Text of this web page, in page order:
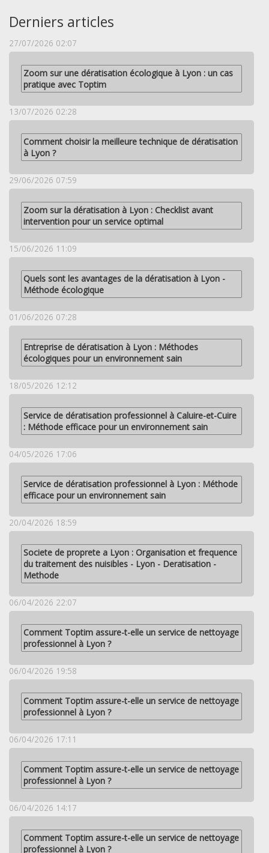
Derniers articles
27/07/2026 02:07
Zoom sur une dératisation écologique à Lyon : un cas
pratique avec Toptim
13/07/2026 02:28
Comment choisir la meilleure technique de dératisation
à Lyon ?
29/06/2026 07:59
Zoom sur la dératisation à Lyon : Checklist avant
intervention pour un service optimal
15/06/2026 11:09
Quels sont les avantages de la dératisation à Lyon -
Méthode écologique
01/06/2026 07:28
Entreprise de dératisation à Lyon : Méthodes
écologiques pour un environnement sain
18/05/2026 12:12
Service de dératisation professionnel à Caluire-et-Cuire
: Méthode efficace pour un environnement sain
04/05/2026 17:06
Service de dératisation professionnel à Lyon : Méthode
efficace pour un environnement sain
20/04/2026 18:59
Societe de proprete a Lyon : Organisation et frequence
du traitement des nuisibles - Lyon - Deratisation -
Methode
06/04/2026 22:07
Comment Toptim assure-t-elle un service de nettoyage
professionnel à Lyon ?
06/04/2026 19:58
Comment Toptim assure-t-elle un service de nettoyage
professionnel à Lyon ?
06/04/2026 17:11
Comment Toptim assure-t-elle un service de nettoyage
professionnel à Lyon ?
06/04/2026 14:17
Comment Toptim assure-t-elle un service de nettoyage
professionnel à Lyon ?